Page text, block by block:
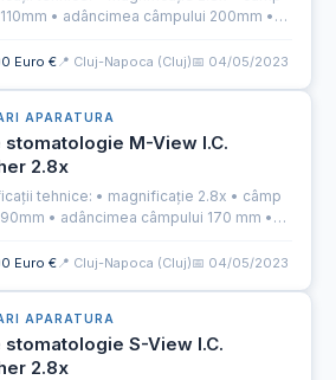
• adâncimea câmpului 200mm •
• compensarea dioptriei opțională
Euro €📍 Cluj-Napoca (Cluj)📅 04/05/2023
APARATURA
stomatologie M-View I.C.
2.8x
tehnice: • magnificație 2.8x • câmp
• adâncimea câmpului 170 mm •
• compensarea dioptriei opțională
Euro €📍 Cluj-Napoca (Cluj)📅 04/05/2023
APARATURA
stomatologie S-View I.C.
2.8x